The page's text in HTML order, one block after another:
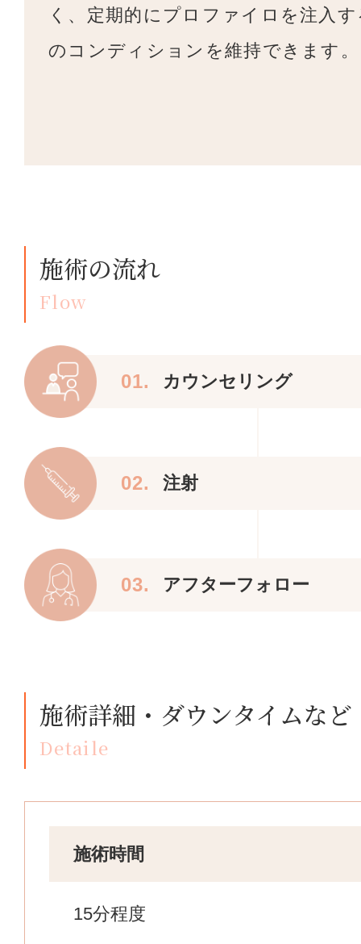
く、定期的にプロファイロを注入
のコンディションを維持できます。
施術の流れ
Flow
01. カウンセリング
02. 注射
03. アフターフォロー
施術詳細・ダウンタイムなど
Detaile
施術時間
15分程度